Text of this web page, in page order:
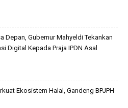
Depan, Gubernur Mahyeldi Tekankan
Digital Kepada Praja IPDN Asal
Ekosistem Halal, Gandeng BPJPH